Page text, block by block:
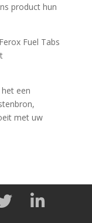
product hun
Fuel Tabs
een
met uw